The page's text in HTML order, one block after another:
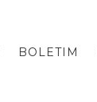
BOLETIM